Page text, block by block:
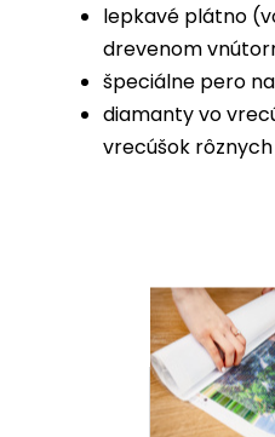
lepkavé plátno
drevenom
špeciálne pero
diamanty vo
vrecúšok